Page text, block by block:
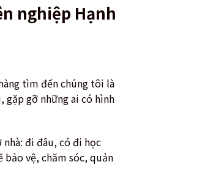
nghiệp Hạnh
tìm đến chúng tôi là
gỡ những ai có hình
đi đâu, có đi học
vệ, chăm sóc, quản